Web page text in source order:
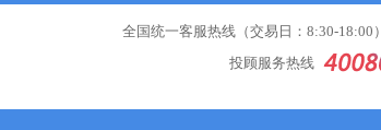
全国统一客服热线（交易日：8:30-18:00）
投顾服务热线